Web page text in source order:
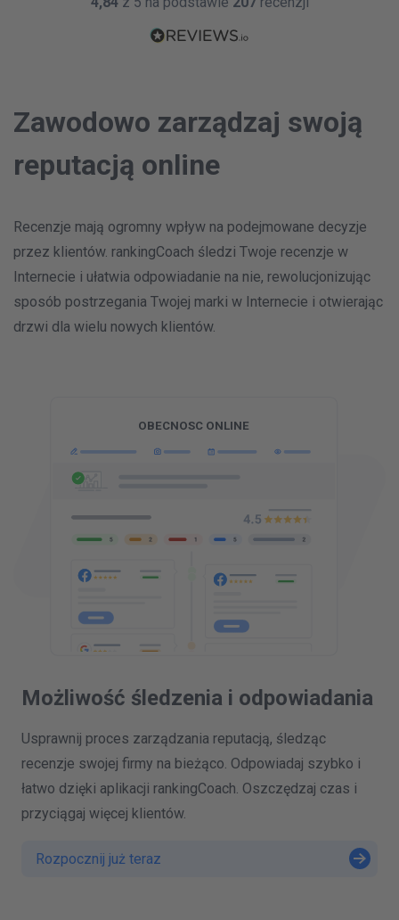
Odpowiedz
Z odpowiedzia
14 Mar 2020
Facebook
Odpowiedz
Zawodowo zarządzaj swoją
reputacją online
Recenzje mają ogromny wpływ na podejmowane decyzje
przez klientów. rankingCoach śledzi Twoje recenzje w
Internecie i ułatwia odpowiadanie na nie, rewolucjonizując
sposób postrzegania Twojej marki w Internecie i otwierając
drzwi dla wielu nowych klientów.
Możliwość śledzenia i odpowiadania
Usprawnij proces zarządzania reputacją, śledząc
recenzje swojej firmy na bieżąco. Odpowiadaj szybko i
łatwo dzięki aplikacji rankingCoach. Oszczędzaj czas i
przyciągaj więcej klientów.
Rozpocznij już teraz